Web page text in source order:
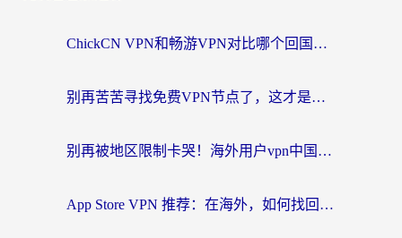
ChickCN VPN和畅游VPN对比哪个回国效果更好？海外党必看的回国加速器选择指南
别再苦苦寻找免费VPN节点了，这才是海外访问国内资源的正确姿势
别再被地区限制卡哭！海外用户vpn中国下载全攻略，无缝刷剧办公社交
App Store VPN 推荐：在海外，如何找回那扇回家的“任意门”？